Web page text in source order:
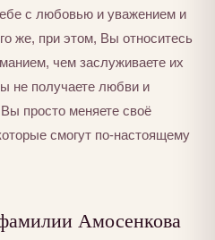
с любовью и уважением и
же, при этом, Вы относитесь
чем заслуживаете их
не получаете любви и
просто меняете своё
смогут по-настоящему
Амосенкова